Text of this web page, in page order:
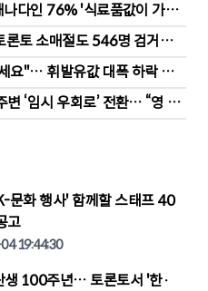
다인 76% '식료품값이 가장
론토 소매절도 546명 검거…
요"… 휘발유값 대폭 하락 예
‘임시 우회로’ 전환… “영 스
문화 행사' 함께할 스태프 40
고
19:44:30
생 100주년… 토론토서 '한·